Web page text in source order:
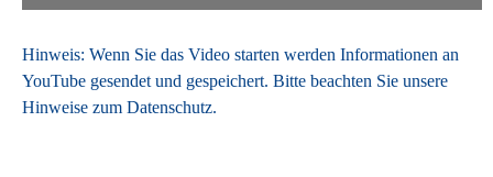
Hinweis: Wenn Sie das Video starten werden Informationen an
YouTube gesendet und gespeichert. Bitte beachten Sie unsere
Hinweise zum Datenschutz.